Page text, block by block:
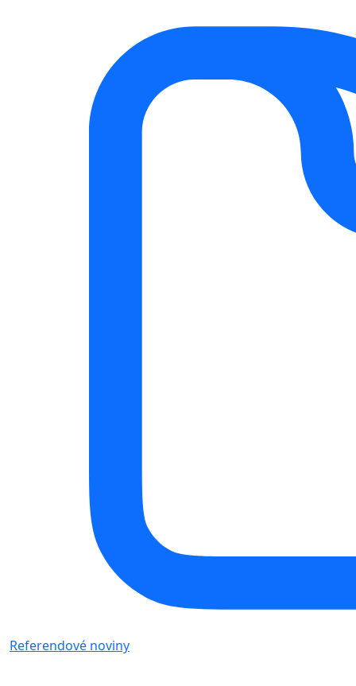
Referendové noviny